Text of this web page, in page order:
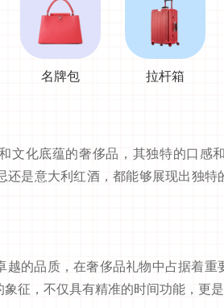
名牌包 拉杆箱
文化底蕴的奢侈品，其独特的口感
还是意大利红酒，都能够展现出独
的品质，在奢侈品礼物中占据着重
征，不仅具有精准的时间功能，更